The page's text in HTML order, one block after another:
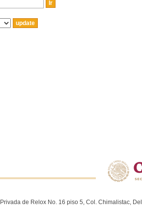
Privada de Relox No. 16 piso 5, Col. Chimalistac,